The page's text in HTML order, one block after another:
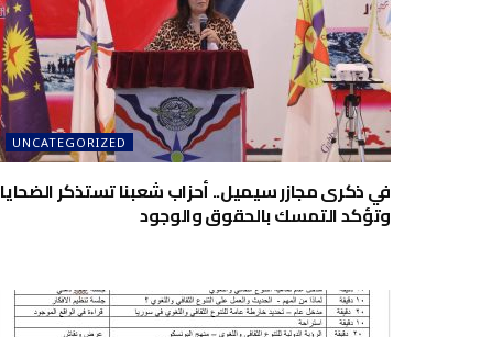
UNCATEGORIZED
في ذكرى مجازر سيميل.. أحزاب شعبنا تستذكر الضحايا
وتؤكد التمسك بالحقوق والوجود